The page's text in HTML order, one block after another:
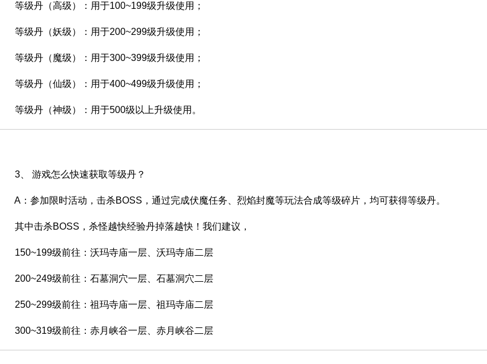
等级丹（高级）：用于100~199级升级使用；
等级丹（妖级）：用于200~299级升级使用；
等级丹（魔级）：用于300~399级升级使用；
等级丹（仙级）：用于400~499级升级使用；
等级丹（神级）：用于500级以上升级使用。
3、 游戏怎么快速获取等级丹？
A：参加限时活动，击杀BOSS，通过完成伏魔任务、烈焰封魔等玩法合成等级碎片，均可获得等级丹。
其中击杀BOSS，杀怪越快经验丹掉落越快！我们建议，
150~199级前往：沃玛寺庙一层、沃玛寺庙二层
200~249级前往：石墓洞穴一层、石墓洞穴二层
250~299级前往：祖玛寺庙一层、祖玛寺庙二层
300~319级前往：赤月峡谷一层、赤月峡谷二层